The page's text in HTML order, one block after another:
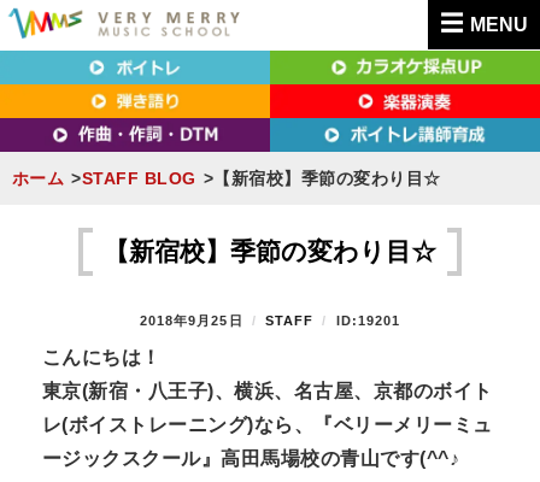
MENU
東京（新宿・八王子）・横浜・名古屋・京都で
「本気」になれるボイトレ教室｜VERY MERRY
MUSIC SCHOOL（ベリーメリー）
東京（新宿・八王子）・横浜・名古屋・京都で「本気」になれるボイトレ教室｜
VERY MERRY MUSIC SCHOOL（ベリーメリー）
ホーム STAFF BLOG 【新宿校】季節の変わり目☆
【新宿校】季節の変わり目☆
P
S
T
O
2018年9月25日
B
STAFF ID:19201
こんにちは！
東京(新宿・八王子)、横浜、名古屋、京都のボイト
レ(ボイストレーニング)なら、『ベリーメリーミュ
ージックスクール』高田馬場校の青山です(^^♪